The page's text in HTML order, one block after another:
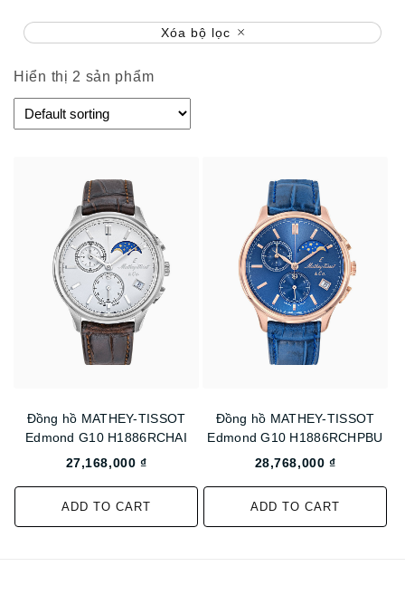
Xóa bộ lọc
Hiển thị 2 sản phẩm
Đồng hồ MATHEY-TISSOT
Edmond G10 H1886RCHAI
27,168,000 ₫
ADD TO CART
Đồng hồ MATHEY-TISSOT
Edmond G10 H1886RCHPBU
28,768,000 ₫
ADD TO CART